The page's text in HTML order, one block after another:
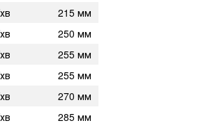
215 мм
250 мм
255 мм
255 мм
270 мм
285 мм